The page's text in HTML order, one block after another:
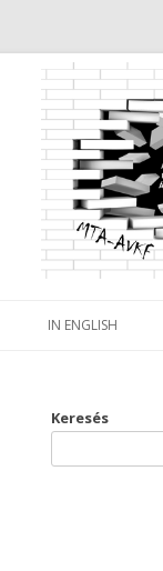
IN ENGLISH
Keresés